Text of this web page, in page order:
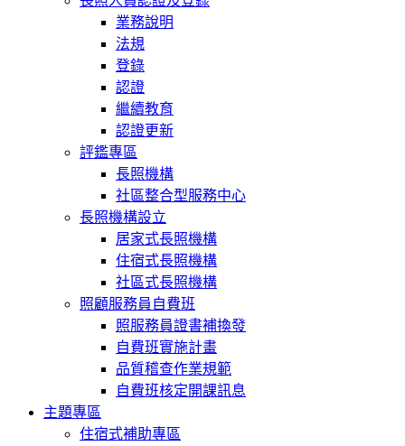
業務說明
法規
登錄
認證
繼續教育
認證更新
評鑑專區
長照機構
社區整合型服務中心
長照機構設立
居家式長照機構
住宿式長照機構
社區式長照機構
照顧服務員自費班
照服務員證書補換發
自費班實施計畫
品質稽查作業規範
自費班核定開課訊息
主題專區
住宿式補助專區